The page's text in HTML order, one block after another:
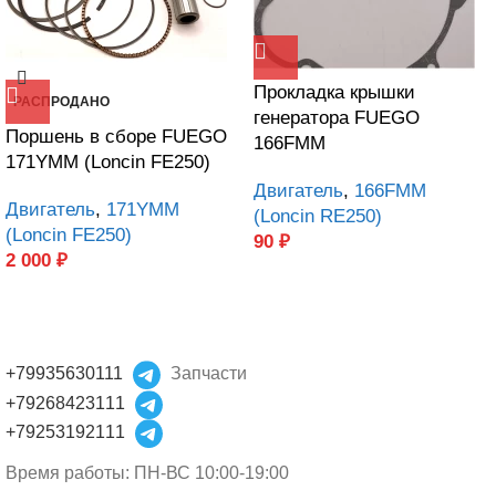
РАСПРОДАНО
Поршень в сборе FUEGO
171YMM (Loncin FE250)
Двигатель, 171YMM
(Loncin FE250)
2 000 ₽
Прокладка крышки
генератора FUEGO
166FMM
Двигатель, 166FMM
(Loncin RE250)
90 ₽
+79935630111
Запчасти
+79268423111
+79253192111
Время работы: ПН-ВС 10:00-19:00